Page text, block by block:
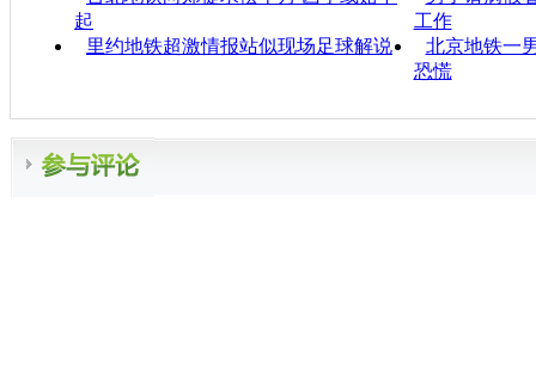
起
工作
里约地铁超激情报站似现场足球解说
北京地铁一
恐慌